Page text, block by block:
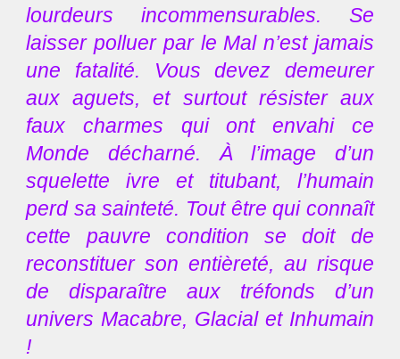
lourdeurs incommensurables. Se
laisser polluer par le Mal n’est jamais
une fatalité. Vous devez demeurer
aux aguets, et surtout résister aux
faux charmes qui ont envahi ce
Monde décharné. À l’image d’un
squelette ivre et titubant, l’humain
perd sa sainteté. Tout être qui connaît
cette pauvre condition se doit de
reconstituer son entièreté, au risque
de disparaître aux tréfonds d’un
univers Macabre, Glacial et Inhumain
!